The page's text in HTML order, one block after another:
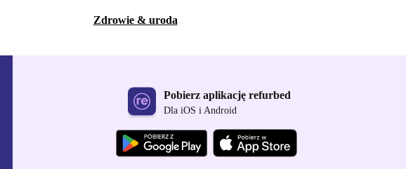
Zdrowie & uroda
Pobierz aplikację refurbed
Dla iOS i Android